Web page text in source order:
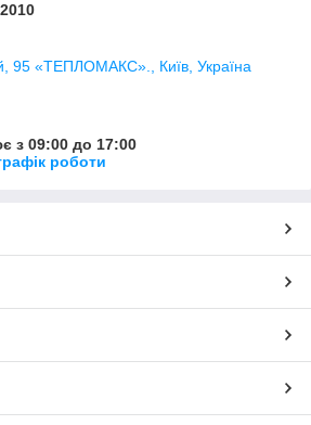
95 «ТЕПЛОМАКС»., Київ, Україна
з 09:00 до 17:00
роботи